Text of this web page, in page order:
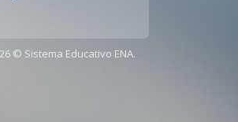
© Sistema Educativo ENA.